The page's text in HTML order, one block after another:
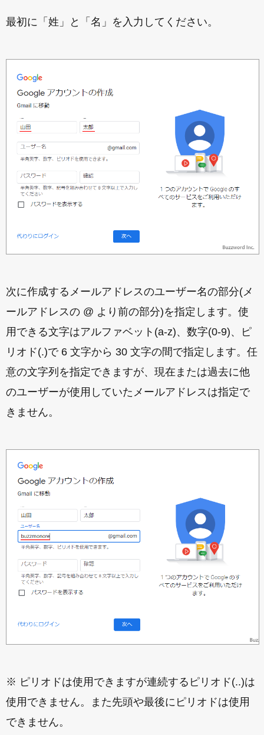
最初に「姓」と「名」を入力してください。
次に作成するメールアドレスのユーザー名の部分(メ
ールアドレスの @ より前の部分)を指定します。使
用できる文字はアルファベット(a-z)、数字(0-9)、ピ
リオド(.)で 6 文字から 30 文字の間で指定します。任
意の文字列を指定できますが、現在または過去に他
のユーザーが使用していたメールアドレスは指定で
きません。
※ ピリオドは使用できますが連続するピリオド(..)は
使用できません。また先頭や最後にピリオドは使用
できません。